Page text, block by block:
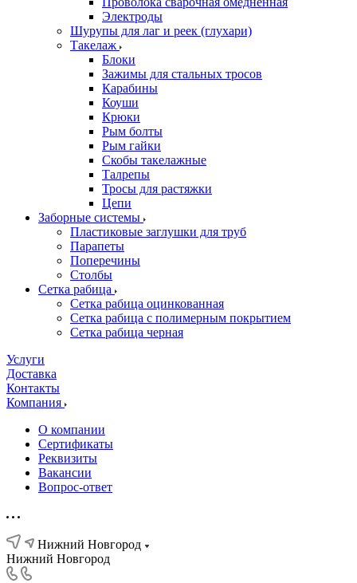
Электроды
Шурупы для лаг и реек (глухари)
Такелаж
Блоки
Зажимы для стальных тросов
Карабины
Коуши
Крюки
Рым болты
Рым гайки
Скобы такелажные
Талрепы
Тросы для растяжки
Цепи
Заборные системы
Пластиковые заглушки для труб
Парапеты
Поперечины
Столбы
Сетка рабица
Сетка рабица оцинкованная
Сетка рабица с полимерным покрытием
Сетка рабица черная
Услуги
Доставка
Контакты
Компания
О компании
Сертификаты
Реквизиты
Вакансии
Вопрос-ответ
Нижний Новгород
Нижний Новгород